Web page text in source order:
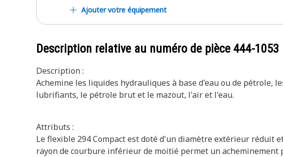
Ajouter votre équipement
Description relative au numéro de pièce 444-1053
Description :
Achemine les liquides hydrauliques à base d'eau ou de pétrole,
lubrifiants, le pétrole brut et le mazout, l'air et l'eau.
Attributs :
Le flexible 294 Compact est doté d'un diamètre extérieur réduit
rayon de courbure inférieur de moitié permet un